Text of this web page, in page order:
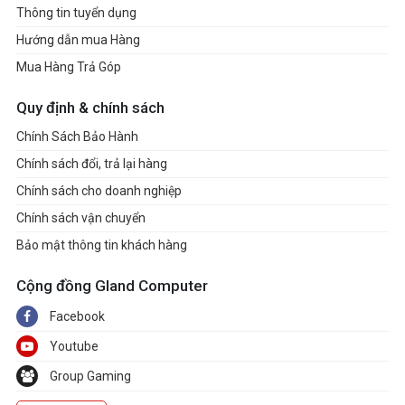
Năm
Thông tin tuyển dụng
Hướng dẫn mua Hàng
Mua Hàng Trả Góp
Quy định & chính sách
Chính Sách Bảo Hành
Chính sách đổi, trả lại hàng
Chính sách cho doanh nghiệp
Chính sách vận chuyển
Bảo mật thông tin khách hàng
Cộng đồng Gland Computer
Facebook
Youtube
Group Gaming